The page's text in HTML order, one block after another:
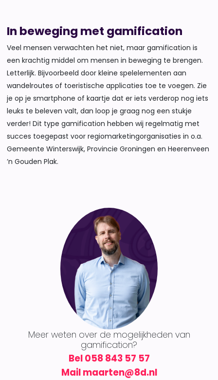
In beweging met gamification
Veel mensen verwachten het niet, maar gamification is
een krachtig middel om mensen in beweging te brengen.
Letterlijk. Bijvoorbeeld door kleine spelelementen aan
wandelroutes of toeristische applicaties toe te voegen. Zie
je op je smartphone of kaartje dat er iets verderop nog iets
leuks te beleven valt, dan loop je graag nog een stukje
verder! Dit type gamification hebben wij regelmatig met
succes toegepast voor regiomarketingorganisaties in o.a.
Gemeente Winterswijk, Provincie Groningen en Heerenveen
’n Gouden Plak.
Meer weten over de mogelijkheden van
gamification?
Bel 058 843 57 57
Mail maarten@8d.nl